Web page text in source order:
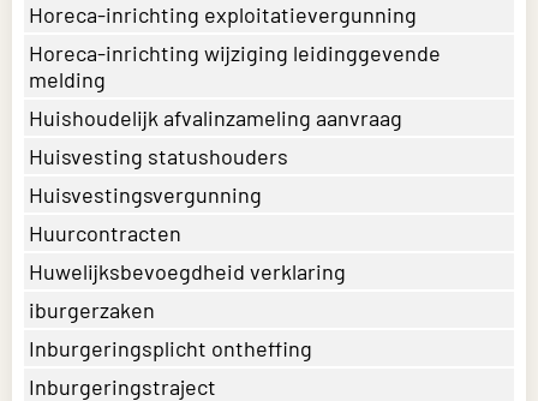
Horeca-inrichting exploitatievergunning
Horeca-inrichting wijziging leidinggevende
melding
Huishoudelijk afvalinzameling aanvraag
Huisvesting statushouders
Huisvestingsvergunning
Huurcontracten
Huwelijksbevoegdheid verklaring
iburgerzaken
Inburgeringsplicht ontheffing
Inburgeringstraject